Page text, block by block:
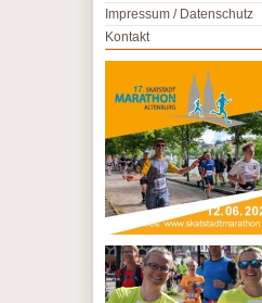
Impressum / Datenschutz
Kontakt